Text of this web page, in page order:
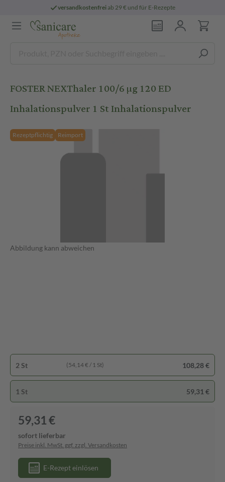
versandkostenfreiab 29 € und für E-Rezepte
FOSTER NEXThaler 100/6 µg 120 ED
Inhalationspulver 1 St Inhalationspulver
Rezeptpflichtig Reimport
Abbildung kann abweichen
2 St (54,14 € / 1 St) 108,28 €
1 St 59,31 €
59,31 €
sofort lieferbar
Preise inkl. MwSt. ggf. zzgl. Versandkosten
E-Rezept einlösen